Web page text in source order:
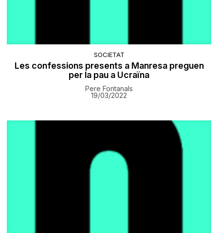
SOCIETAT
Les confessions presents a Manresa preguen
per la pau a Ucraïna
Pere Fontanals
19/03/2022